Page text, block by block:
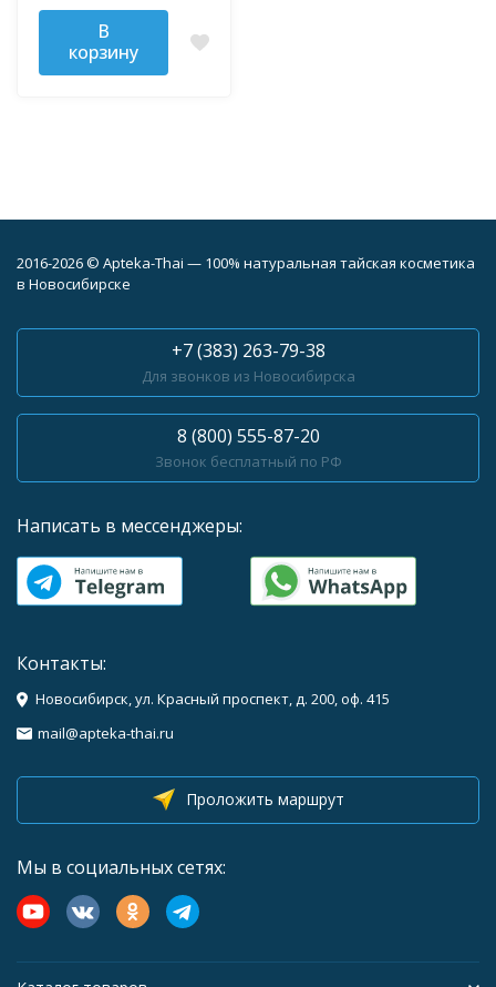
В
корзину
2016-2026 © Apteka-Thai — 100% натуральная тайская косметика
в Новосибирске
+7 (383) 263-79-38
Для звонков из Новосибирска
8 (800) 555-87-20
Звонок бесплатный по РФ
Написать в мессенджеры:
Контакты:
Новосибирск, ул. Красный проспект, д. 200, оф. 415
mail@apteka-thai.ru
Проложить маршрут
Мы в социальных сетях: